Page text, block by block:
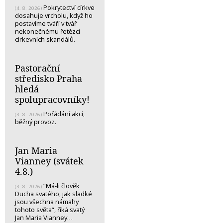
(4. 8. 2026) Pokrytectví církve
dosahuje vrcholu, když ho
postavíme tváří v tvář
nekonečnému řetězci
církevních skandálů.
Pastorační
středisko Praha
hledá
spolupracovníky!
(3. 8. 2026) Pořádání akcí,
běžný provoz.
Jan Maria
Vianney (svátek
4.8.)
(3. 8. 2026) “Má-li člověk
Ducha svatého, jak sladké
jsou všechna námahy
tohoto světa“, říká svatý
Jan Maria Vianney…